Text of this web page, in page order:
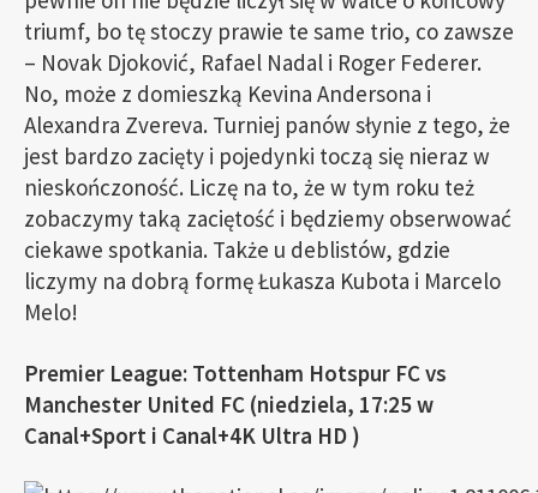
triumf, bo tę stoczy prawie te same trio, co zawsze
– Novak Djoković, Rafael Nadal i Roger Federer.
No, może z domieszką Kevina Andersona i
Alexandra Zvereva. Turniej panów słynie z tego, że
jest bardzo zacięty i pojedynki toczą się nieraz w
nieskończoność. Liczę na to, że w tym roku też
zobaczymy taką zaciętość i będziemy obserwować
ciekawe spotkania. Także u deblistów, gdzie
liczymy na dobrą formę Łukasza Kubota i Marcelo
Melo!
Premier League: Tottenham Hotspur FC vs
Manchester United FC (niedziela, 17:25 w
Canal+Sport i Canal+4K Ultra HD )